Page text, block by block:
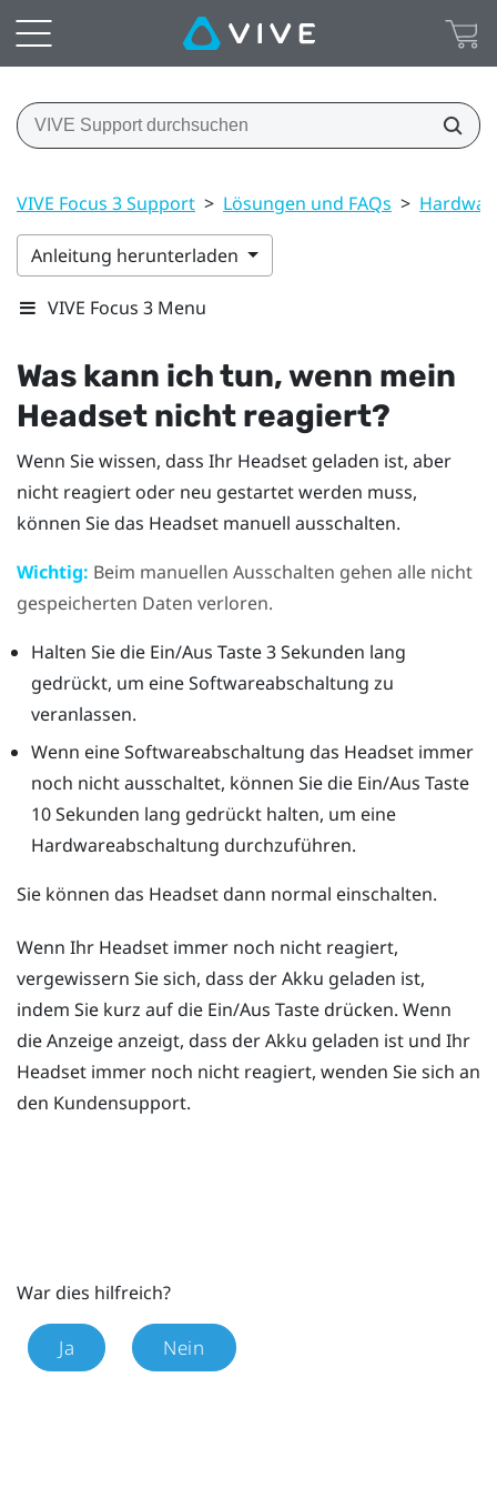
VIVE Focus 3 Support > Lösungen und FAQs >
Anleitung herunterladen
VIVE Focus 3 Menu
Was kann ich tun, wenn mein
Headset nicht reagiert?
Wenn Sie wissen, dass Ihr Headset geladen ist, aber
nicht reagiert oder neu gestartet werden muss,
können Sie das Headset manuell ausschalten.
Wichtig: Beim manuellen Ausschalten gehen alle nicht
gespeicherten Daten verloren.
Halten Sie die Ein/Aus Taste 3 Sekunden lang
gedrückt, um eine Softwareabschaltung zu
veranlassen.
Wenn eine Softwareabschaltung das Headset immer
noch nicht ausschaltet, können Sie die Ein/Aus Taste
10 Sekunden lang gedrückt halten, um eine
Hardwareabschaltung durchzuführen.
Sie können das Headset dann normal einschalten.
Wenn Ihr Headset immer noch nicht reagiert,
vergewissern Sie sich, dass der Akku geladen ist,
indem Sie kurz auf die Ein/Aus Taste drücken. Wenn
die Anzeige anzeigt, dass der Akku geladen ist und Ihr
Headset immer noch nicht reagiert, wenden Sie sich an
den Kundensupport.
War dies hilfreich?
Ja Nein